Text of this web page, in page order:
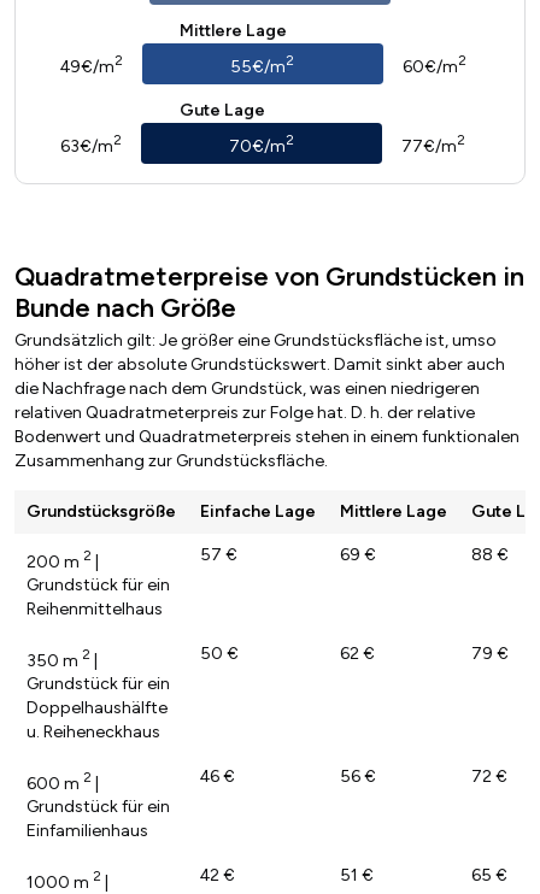
Mittlere Lage
49€/m2 55€/m2 60€/m2
Gute Lage
63€/m2 70€/m2 77€/m2
Quadratmeterpreise von Grundstücken in
Bunde nach Größe
Grundsätzlich gilt: Je größer eine Grundstücksfläche ist, umso
höher ist der absolute Grundstückswert. Damit sinkt aber auch
die Nachfrage nach dem Grundstück, was einen niedrigeren
relativen Quadratmeterpreis zur Folge hat. D. h. der relative
Bodenwert und Quadratmeterpreis stehen in einem funktionalen
Zusammenhang zur Grundstücksfläche.
Grundstücksgröße Einfache Lage Mittlere Lage Gute
200 m 2 |
Grundstück für ein
Reihenmittelhaus
57 € 69 € 88 €
350 m 2 |
Grundstück für ein
Doppelhaushälfte
u. Reiheneckhaus
50 € 62 € 79 €
600 m 2 |
Grundstück für ein
Einfamilienhaus
46 € 56 € 72 €
1000 m 2 |
42 € 51 € 65 €